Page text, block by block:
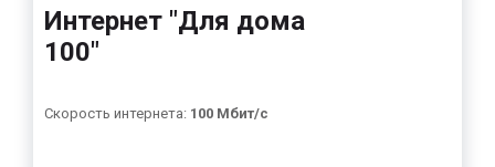
Интернет "Для дома
100"
Скорость интернета: 100 Мбит/с